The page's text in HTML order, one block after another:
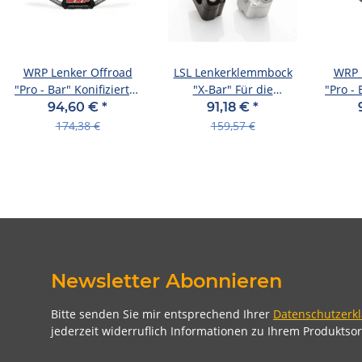
WRP Lenker Offroad
"Pro - Bar" Konifizierter
Lenke WD-9004, titan
94,60 € *
174,38 €
LSL Lenkerklemmbock
"X-Bar" Für die
Verwendung der silber,
+25 mm
91,18 € *
159,57 €
"Pro -
Newsletter Abonnieren
Bitte senden Sie mir entsprechend Ihrer
jederzeit widerruflich Informationen zu Ihrem